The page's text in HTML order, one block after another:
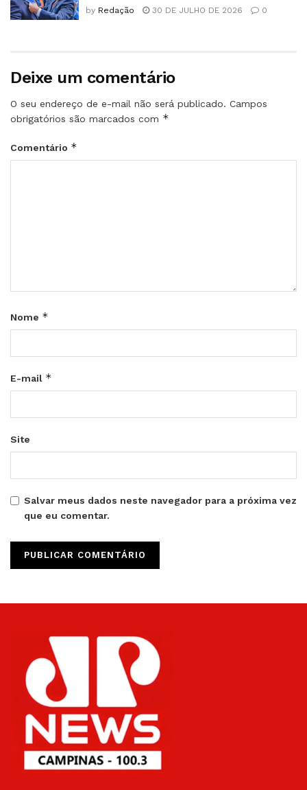
by Redação 30 DE JULHO DE 2026 0
Deixe um comentário
O seu endereço de e-mail não será publicado. Campos
obrigatórios são marcados com *
Comentário *
Nome *
E-mail *
Site
Salvar meus dados neste navegador para a próxima vez
que eu comentar.